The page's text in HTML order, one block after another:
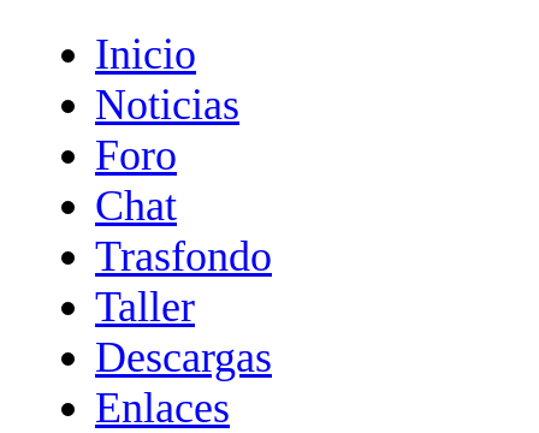
Inicio
Noticias
Foro
Chat
Trasfondo
Taller
Descargas
Enlaces